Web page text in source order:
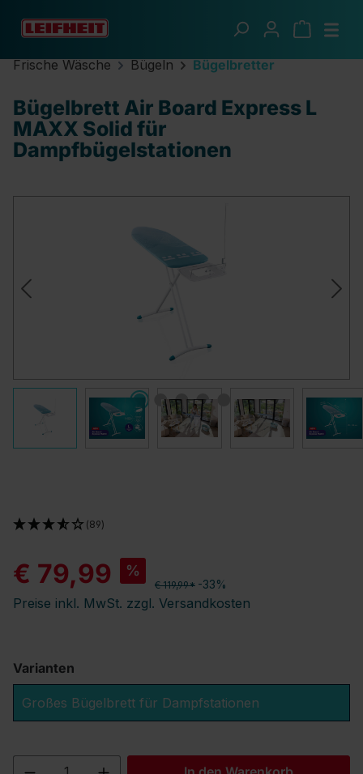
Zum Hauptinhalt springen
Frische Wäsche Bügeln Bügelbretter
Bügelbrett Air Board Express L
MAXX Solid für
Dampfbügelstationen
€ 79,99 %
€ 119,99* -33%
Preise inkl. MwSt. zzgl. Versandkosten
(89)
Varianten
Großes Bügelbrett für Dampfstationen
Produkt Anzahl: Gib den gewünschten